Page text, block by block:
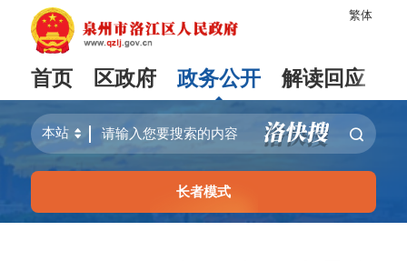
繁体
首页 区政府 政务公开 解读回应
长者模式